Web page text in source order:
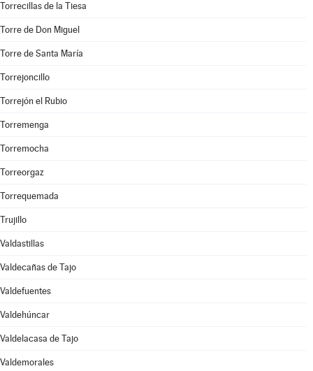
Torrecillas de la Tiesa
Torre de Don Miguel
Torre de Santa María
Torrejoncillo
Torrejón el Rubio
Torremenga
Torremocha
Torreorgaz
Torrequemada
Trujillo
Valdastillas
Valdecañas de Tajo
Valdefuentes
Valdehúncar
Valdelacasa de Tajo
Valdemorales